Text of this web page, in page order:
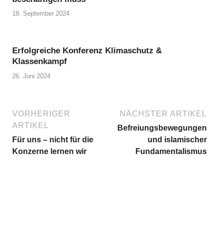
18. September 2024
Erfolgreiche Konferenz Klimaschutz &
Klassenkampf
26. Juni 2024
VORHERIGER
ARTIKEL
Für uns – nicht für die
Konzerne lernen wir
NÄCHSTER ARTIKEL
Befreiungsbewegungen
und islamischer
Fundamentalismus